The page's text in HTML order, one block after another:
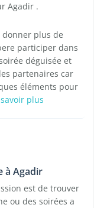
Agadir .
plus de
participer dans
déguisée et
partenaires car
éléments pour
plus
à Agadir
est de trouver
ou des soirées a